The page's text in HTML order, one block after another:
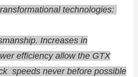
technologies:
Increases in
efficiency allow the GTX
speeds never before possible